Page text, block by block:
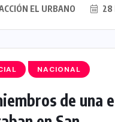
EL URBANO 28
NACIONAL
de una